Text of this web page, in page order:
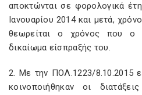
αποκτώνται σε φορολογικά
Ιανουαρίου 2014 και μετά,
θεωρείται ο χρόνος που ο
δικαίωμα είσπραξής του.
2. Με την ΠΟΛ.1223/8.10.2015
κοινοποιήθηκαν οι